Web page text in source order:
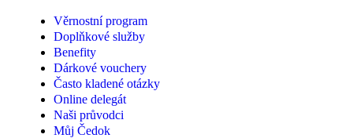
Věrnostní program
Doplňkové služby
Benefity
Dárkové vouchery
Často kladené otázky
Online delegát
Naši průvodci
Můj Čedok